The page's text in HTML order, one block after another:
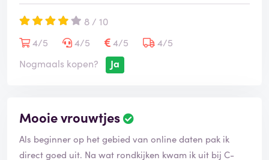
8 / 10
4/5
4/5 4/5
4/5
Nogmaals kopen?
Ja
Mooie vrouwtjes
Als beginner op het gebied van online daten pak ik
direct goed uit. Na wat rondkijken kwam ik uit bij C-